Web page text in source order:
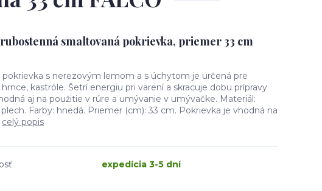
smaltovaná pokrievka, priemer 33 cm
pokrievka s nerezovým lemom a s úchytom je určená pre
kastróle. Šetrí energiu pri varení a skracuje dobu prípravy
aj na použitie v rúre a umývanie v umývačke. Materiál:
Farby: hnedá. Priemer (cm): 33 cm. Pokrievka je vhodná na
celý popis
expedícia 3-5 dní